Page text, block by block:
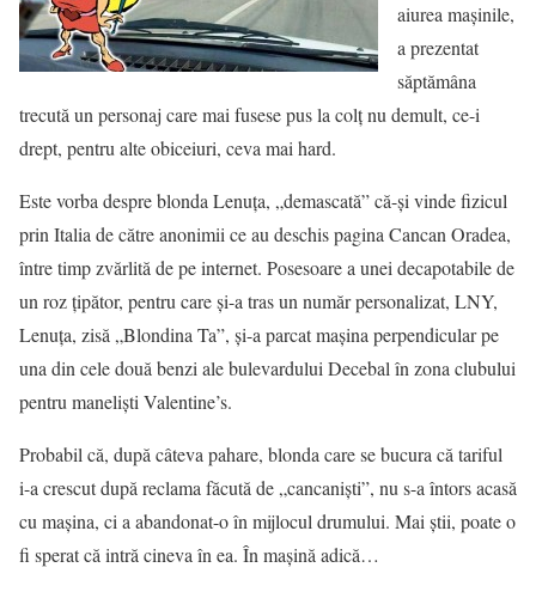
aiurea maşinile,
a prezentat
săptămâna
trecută un personaj care mai fusese pus la colţ nu demult, ce-i
drept, pentru alte obiceiuri, ceva mai hard.
Este vorba despre blonda Lenuţa, „demascată” că-şi vinde fizicul
prin Italia de către anonimii ce au deschis pagina Cancan Oradea,
între timp zvărlită de pe internet. Posesoare a unei decapotabile de
un roz ţipător, pentru care şi-a tras un număr personalizat, LNY,
Lenuţa, zisă „Blondina Ta”, şi-a parcat maşina perpendicular pe
una din cele două benzi ale bulevardului Decebal în zona clubului
pentru manelişti Valentine’s.
Probabil că, după câteva pahare, blonda care se bucura că tariful
i-a crescut după reclama făcută de „cancanişti”, nu s-a întors acasă
cu maşina, ci a abandonat-o în mijlocul drumului. Mai ştii, poate o
fi sperat că intră cineva în ea. În maşină adică…